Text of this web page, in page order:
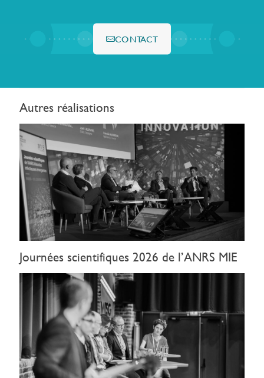
CONTACT
Autres réalisations
Journées scientifiques 2026 de l’ANRS MIE